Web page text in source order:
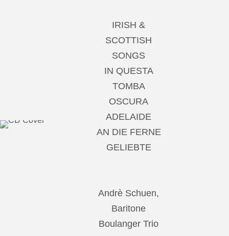
IRISH &
SCOTTISH
SONGS
IN QUESTA
TOMBA
OSCURA
ADELAIDE
AN DIE FERNE
GELIEBTE
Andrè Schuen,
Baritone
Boulanger Trio